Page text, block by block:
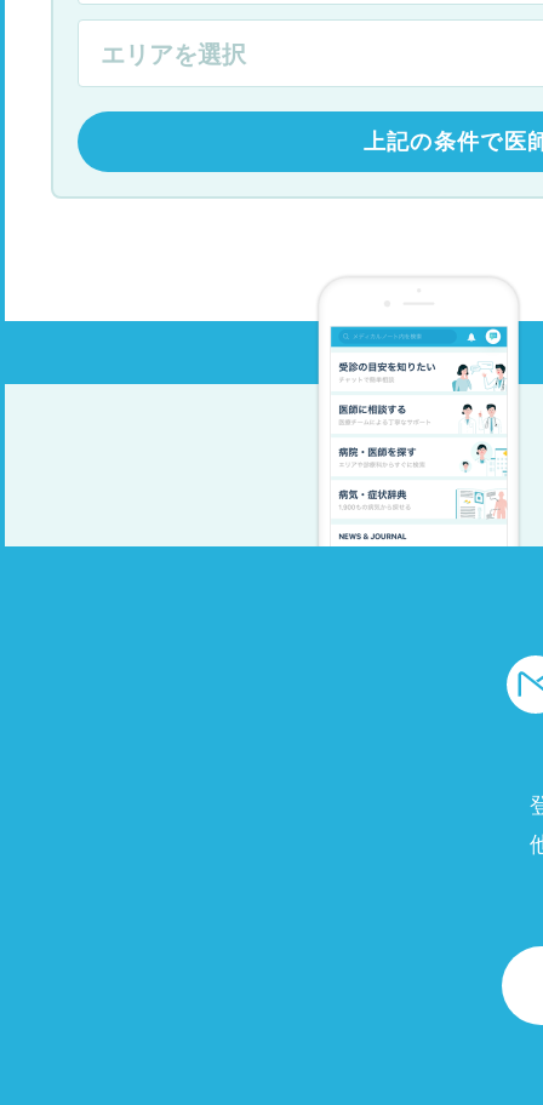
上記の条件で医